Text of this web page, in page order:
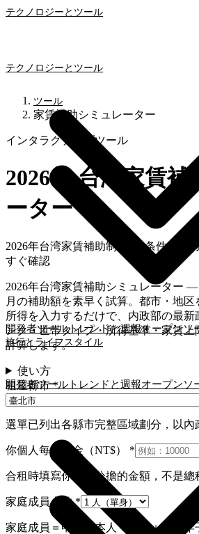
テクノロジーとツール
開発者ツールトレンドと週報オープンソ
旅行とライフスタイル
テクノロジーとツール
開発者ツール トレンドと週報オープンソ
旅行とライフスタイル
ツール
家賃補助シミュレーター
インタラクティブツール
2026年 台湾家賃
ーター
2026年台湾家賃補助制度 — 条件を入
すぐ確認
2026年台湾家賃補助シミュレーター
月の補助額を素早く試算。都市・地区
所得を入力するだけで、内政部の最新
ンク・世帯タイプ・所得基準・家賃上
計算します。
使い方
租屋縣市*
選單已列出各縣市完整區域劃分，以內
你個人每月租金（NT$） *
合租時填寫你個人分擔的金額，不是總
家庭成員人數*
家庭成員＝申請人本人＋配偶＋未成年